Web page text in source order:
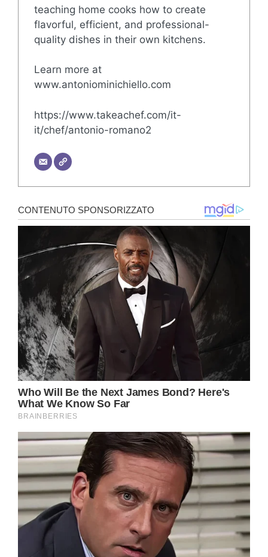
teaching home cooks how to create
flavorful, efficient, and professional-
quality dishes in their own kitchens.
Learn more at
www.antoniominichiello.com
https://www.takeachef.com/it-
it/chef/antonio-romano2